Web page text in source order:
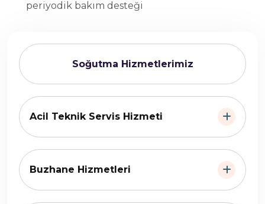
Soğutma Hizmetlerimiz
Acil Teknik Servis Hizmeti
Buzhane Hizmetleri
periyodik bakım desteği